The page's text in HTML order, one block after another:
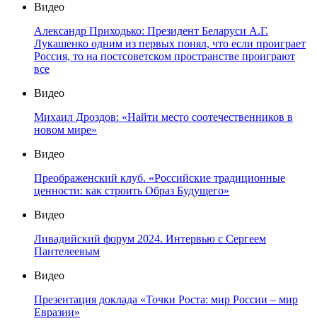
Видео
Александр Приходько: Президент Беларуси А.Г.
Лукашенко одним из первых понял, что если проиграет
Россия, то на постсоветском пространстве проиграют
все
Видео
Михаил Дроздов: «Найти место соотечественников в
новом мире»
Видео
Преображенский клуб. «Российские традиционные
ценности: как строить Образ Будущего»
Видео
Ливадийский форум 2024. Интервью с Сергеем
Пантелеевым
Видео
Презентация доклада «Точки Роста: мир России – мир
Евразии»